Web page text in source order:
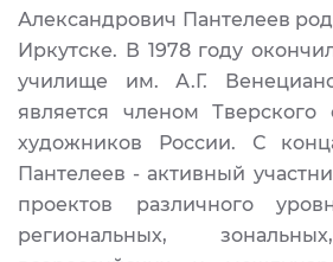
Александрович Пантелеев
Иркутске. В 1978 году
училище им. А.Г.
является членом Тверского
художников России. С
Пантелеев - активный
проектов различного
региональных,